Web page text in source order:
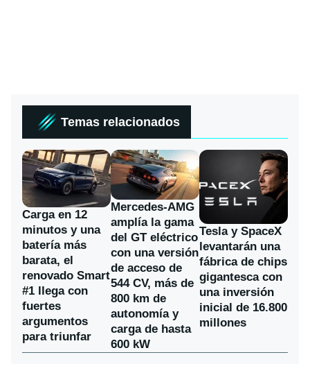
Temas relacionados
Carga en 12
minutos y una
batería más
barata, el
renovado Smart
#1 llega con
fuertes
argumentos
para triunfar
Mercedes-AMG
amplía la gama
del GT eléctrico
con una versión
de acceso de
544 CV, más de
800 km de
autonomía y
carga de hasta
600 kW
Tesla y SpaceX
levantarán una
fábrica de chips
gigantesca con
una inversión
inicial de 16.800
millones